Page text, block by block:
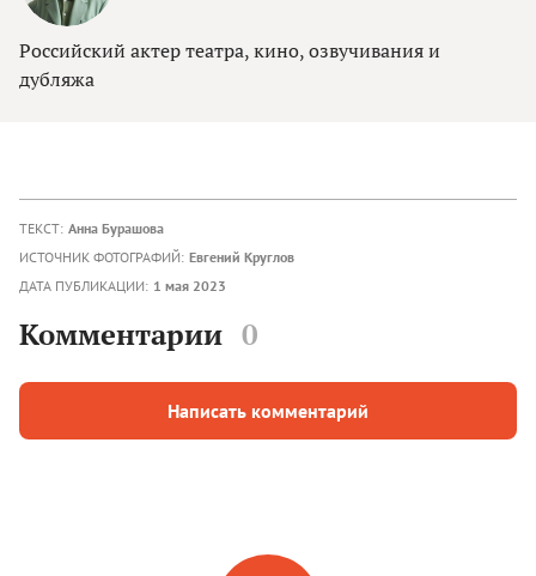
Российский актер театра, кино, озвучивания и
дубляжа
ТЕКСТ: Анна Бурашова
ИСТОЧНИК ФОТОГРАФИЙ: Евгений Круглов
ДАТА ПУБЛИКАЦИИ: 1 мая 2023
Комментарии 0
Написать комментарий